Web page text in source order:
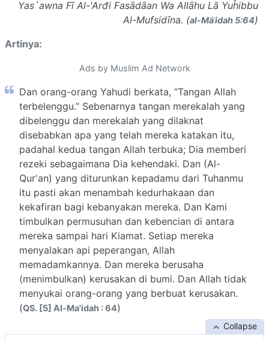
Yas`awna Fī Al-'Arđi Fasādāan Wa Allāhu Lā Yuĥibbu
Al-Mufsidīna. (al-Māʾidah 5:64)
Artinya:
Ads by Muslim Ad Network
Dan orang-orang Yahudi berkata, “Tangan Allah
terbelenggu.” Sebenarnya tangan merekalah yang
dibelenggu dan merekalah yang dilaknat
disebabkan apa yang telah mereka katakan itu,
padahal kedua tangan Allah terbuka; Dia memberi
rezeki sebagaimana Dia kehendaki. Dan (Al-
Qur'an) yang diturunkan kepadamu dari Tuhanmu
itu pasti akan menambah kedurhakaan dan
kekafiran bagi kebanyakan mereka. Dan Kami
timbulkan permusuhan dan kebencian di antara
mereka sampai hari Kiamat. Setiap mereka
menyalakan api peperangan, Allah
memadamkannya. Dan mereka berusaha
(menimbulkan) kerusakan di bumi. Dan Allah tidak
menyukai orang-orang yang berbuat kerusakan.
(QS. [5] Al-Ma'idah : 64)
Collapse